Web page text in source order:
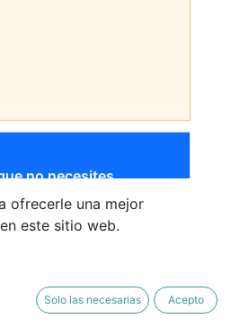
no necesites.
3 AÑOS -
para ver más libros
ofrecerle una mejor
este sitio web.
Solo las necesarias Acepto